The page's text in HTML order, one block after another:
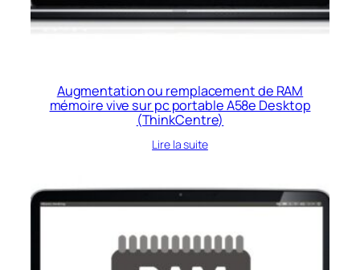
Augmentation ou remplacement de RAM
mémoire vive sur pc portable A58e Desktop
(ThinkCentre)
Lire la suite